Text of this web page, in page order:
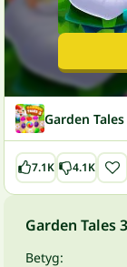
Garden
7.1K 4.1K
Garden Tales 3
Betyg: